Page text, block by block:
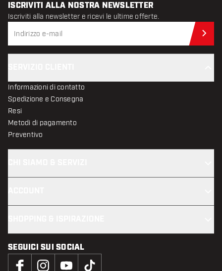
ISCRIVITI ALLA NOSTRA NEWSLETTER
Iscriviti alla newsletter e ricevi le ultime offerte.
Informazioni di contatto
Spedizione e Consegna
Resi
Metodi di pagamento
Preventivo
SEGUICI SUI SOCIAL